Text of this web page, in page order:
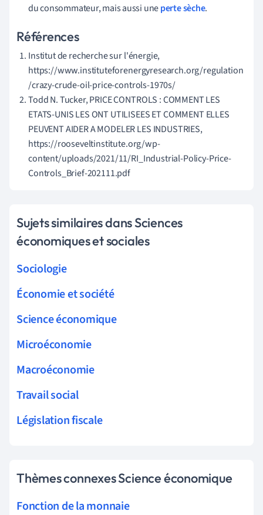
du consommateur, mais aussi uneperte sèche.
Références
Institut de recherche sur l'énergie,
https://www.instituteforenergyresearch.org/regulation
/crazy-crude-oil-price-controls-1970s/
Todd N. Tucker, PRICE CONTROLS : COMMENT LES
ETATS-UNIS LES ONT UTILISEES ET COMMENT ELLES
PEUVENT AIDER A MODELER LES INDUSTRIES,
https://rooseveltinstitute.org/wp-
content/uploads/2021/11/RI_Industrial-Policy-Price-
Controls_Brief-202111.pdf
Sujets similaires dans Sciences
économiques et sociales
Sociologie
Économie et société
Science économique
Microéconomie
Macroéconomie
Travail social
Législation fiscale
Thèmes connexes Science économique
Fonction de la monnaie